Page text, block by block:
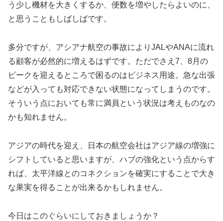
う少し機材を大きくするか、便数を増やしたらよいのに、
と思うこともしばしばです。
多分ですが、アシアナ航空の事故によりJALやANAに流れ
る顧客が必然的に増えるはずです。ただでさえ7、8月の
ピークを迎えるところで困るのはビジネス用途。急な出張
などが入っても対応できない状態になってしまうのです。
そういう点においても常に満員という状況は考えものなの
かも知れません。
アジアの時代を迎え、日本の航空会社はアジア線の増強に
シフトしていると思いますが、ハブの強化という点からす
れば、太平洋線とのコネクションを確実にすることで大き
な果実を得ることが出来るかもしれません。
今日はこのぐらいにしておきましょうか？